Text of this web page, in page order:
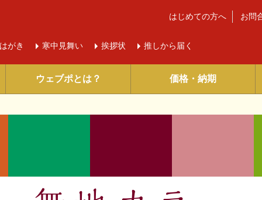
はがき 寒中 見舞い 挨拶状 推しから届く
はじめての方へ お問
ウェブポとは？ 価格・納期